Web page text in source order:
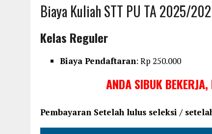
Biaya Kuliah STT PU TA 2025/
Kelas Reguler
Biaya Pendaftaran: Rp 250.000
ANDA SIBUK
Pembayaran Setelah lulus seleksi /